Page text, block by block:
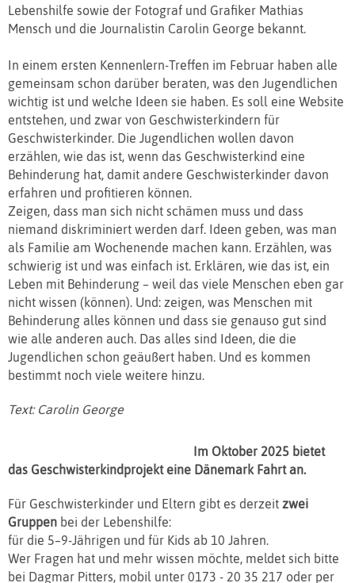
Lebenshilfe sowie der Fotograf und Grafiker Mathias
Mensch und die Journalistin Carolin George bekannt.
In einem ersten Kennenlern-Treffen im Februar haben alle
gemeinsam schon darüber beraten, was den Jugendlichen
wichtig ist und welche Ideen sie haben. Es soll eine Website
entstehen, und zwar von Geschwisterkindern für
Geschwisterkinder. Die Jugendlichen wollen davon
erzählen, wie das ist, wenn das Geschwisterkind eine
Behinderung hat, damit andere Geschwisterkinder davon
erfahren und profitieren können.
Zeigen, dass man sich nicht schämen muss und dass
niemand diskriminiert werden darf. Ideen geben, was man
als Familie am Wochenende machen kann. Erzählen, was
schwierig ist und was einfach ist. Erklären, wie das ist, ein
Leben mit Behinderung – weil das viele Menschen eben gar
nicht wissen (können). Und: zeigen, was Menschen mit
Behinderung alles können und dass sie genauso gut sind
wie alle anderen auch. Das alles sind Ideen, die die
Jugendlichen schon geäußert haben. Und es kommen
bestimmt noch viele weitere hinzu.
Text: Carolin George
Im Oktober 2025 bietet
das Geschwisterkindprojekt eine Dänemark Fahrt an.
Für Geschwisterkinder und Eltern gibt es derzeit zwei
Gruppen bei der Lebenshilfe:
für die 5–9-Jährigen und für Kids ab 10 Jahren.
Wer Fragen hat und mehr wissen möchte, meldet sich bitte
bei Dagmar Pitters, mobil unter 0173 - 20 35 217 oder per